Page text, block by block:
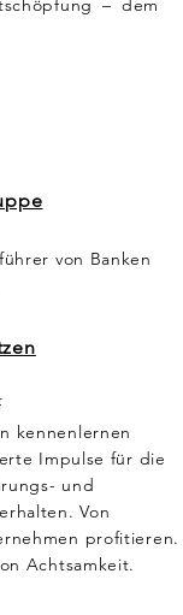
– dem
von Banken
kennenlernen
Impulse für die
und
Von
profitieren.
Achtsamkeit.